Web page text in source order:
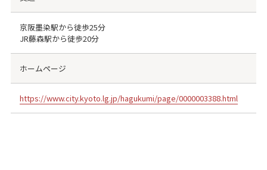
京阪墨染駅から徒歩25分
JR藤森駅から徒歩20分
ホームページ
https://www.city.kyoto.lg.jp/hagukumi/page/0000003388.html